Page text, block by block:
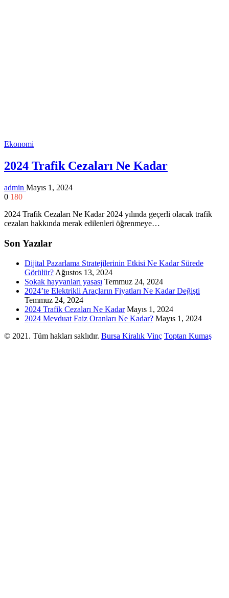
Ekonomi
2024 Trafik Cezaları Ne Kadar
admin Mayıs 1, 2024
0 180
2024 Trafik Cezaları Ne Kadar 2024 yılında geçerli olacak trafik
cezaları hakkında merak edilenleri öğrenmeye…
Son Yazılar
Dijital Pazarlama Stratejilerinin Etkisi Ne Kadar Sürede
Görülür? Ağustos 13, 2024
Sokak hayvanları yasası Temmuz 24, 2024
2024’te Elektrikli Araçların Fiyatları Ne Kadar Değişti
Temmuz 24, 2024
2024 Trafik Cezaları Ne Kadar Mayıs 1, 2024
2024 Mevduat Faiz Oranları Ne Kadar? Mayıs 1, 2024
© 2021. Tüm hakları saklıdır. Bursa Kiralık Vinç Toptan Kumaş